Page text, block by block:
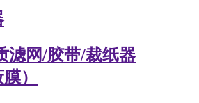
滤网/胶带/裁纸器
）